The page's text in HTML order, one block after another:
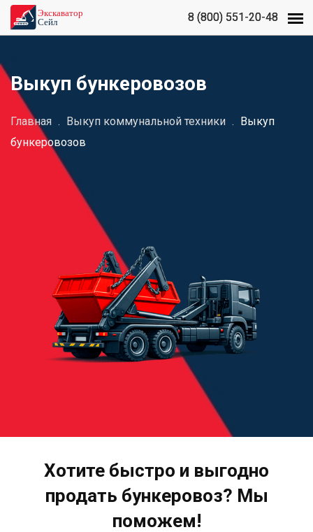
8 (800) 551-20-48
8 (800) 551-20-48
Выкуп бункеровозов
Главная . Выкуп коммунальной техники . Выкуп
бункеровозов
Хотите быстро и выгодно
продать бункеровоз? Мы
поможем!